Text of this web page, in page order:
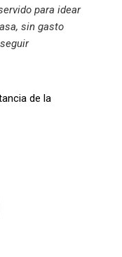
para idear
sin gasto
de la